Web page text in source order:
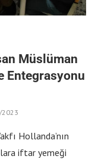
Müslüman
Entegrasyonu
Hollanda’nın
iftar yemeği